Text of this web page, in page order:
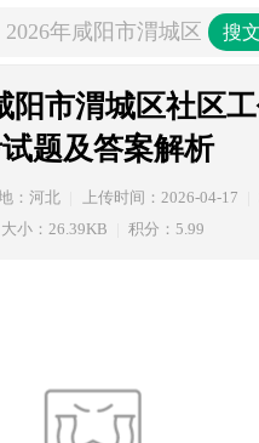
2026年咸阳市渭城区社区
搜
阳市渭城区社区
题及答案解析
：河北 上传时间：2026-04-17
大小：26.39KB 积分：5.99